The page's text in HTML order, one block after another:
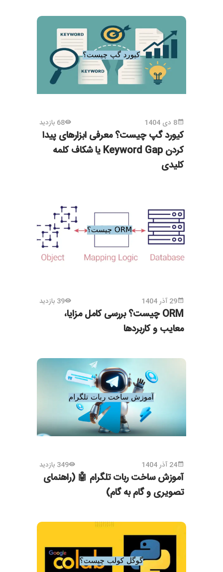
8 دی 1404 68 بازدید
کیورد گپ چیست؟ معرفی ابزارهای پیدا
کردن Keyword Gap یا شکاف کلمه
کلیدی
29 آذر 1404 39 بازدید
ORM چیست؟ بررسی کامل مزایا،
معایب و کاربردها
24 آذر 1404 349 بازدید
آموزش ساخت ربات تلگرام 🤖 (راهنمای
تصویری و گام به گام)